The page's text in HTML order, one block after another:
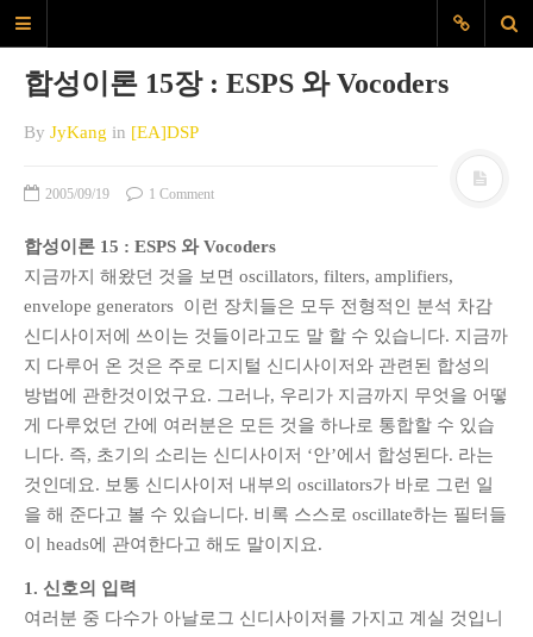
JyK Blog
www.JiyounKang.com
A Blog about Contemporary, Electro-
Programming for Sounds, Music
MAIN
EVERYDAYSOUND
CONTACT
KANG
TAGS
Call for Work
for Works
Circuit
Curtes Curtis Roads Education
합성이론 15장 : ESPS 와 Vocoders
By JyKang in [EA]DSP
2005/09/19 1 Comment
합성이론 15 : ESPS 와 Vocoders
지금까지 해왔던 것을 보면 oscillators, filters, amplifiers,
envelope generators 이런 장치들은 모두 전형적인 분석 차감
신디사이저에 쓰이는 것들이라고도 말 할 수 있습니다. 지금까
지 다루어 온 것은 주로 디지털 신디사이저와 관련된 합성의
방법에 관한것이었구요. 그러나, 우리가 지금까지 무엇을 어떻
게 다루었던 간에 여러분은 모든 것을 하나로 통합할 수 있습
니다. 즉, 초기의 소리는 신디사이저 ‘안’에서 합성된다. 라는
것인데요. 보통 신디사이저 내부의 oscillators가 바로 그런 일
을 해 준다고 볼 수 있습니다. 비록 스스로 oscillate하는 필터들
이 heads에 관여한다고 해도 말이지요.
1. 신호의 입력
여러분 중 다수가 아날로그 신디사이저를 가지고 계실 것입니